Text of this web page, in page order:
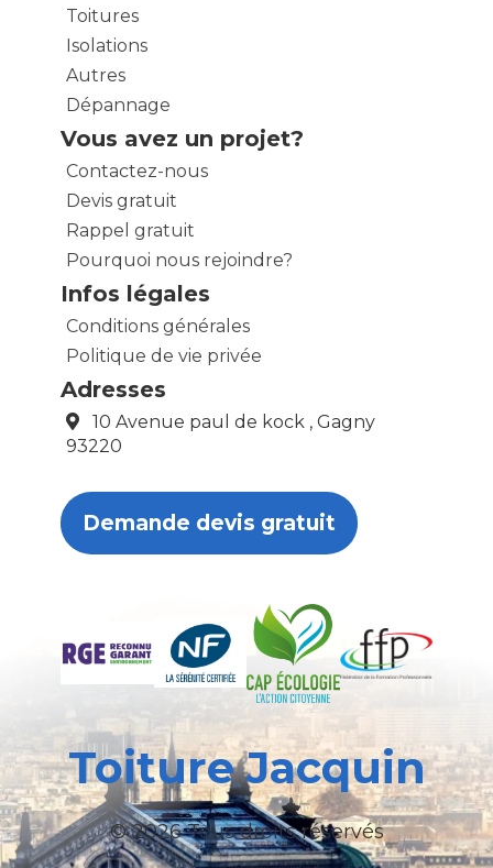
Toitures
Isolations
Autres
Dépannage
Vous avez un projet?
Contactez-nous
Devis gratuit
Rappel gratuit
Pourquoi nous rejoindre?
Infos légales
Conditions générales
Politique de vie privée
Adresses
10 Avenue paul de kock , Gagny
93220
Demande devis gratuit
Toiture Jacquin
© 2026 Tous droits réservés